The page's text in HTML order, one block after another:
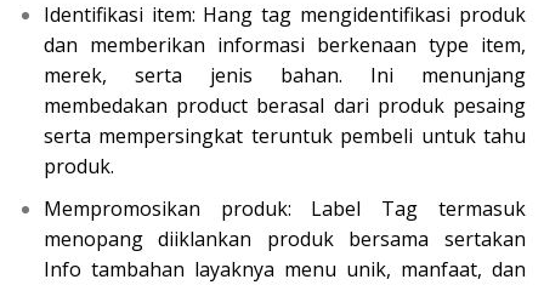
Identifikasi item: Hang tag mengidentifikasi produk
dan memberikan informasi berkenaan type item,
merek, serta jenis bahan. Ini menunjang
membedakan product berasal dari produk pesaing
serta mempersingkat teruntuk pembeli untuk tahu
produk.
Mempromosikan produk: Label Tag termasuk
menopang diiklankan produk bersama sertakan
Info tambahan layaknya menu unik, manfaat, dan